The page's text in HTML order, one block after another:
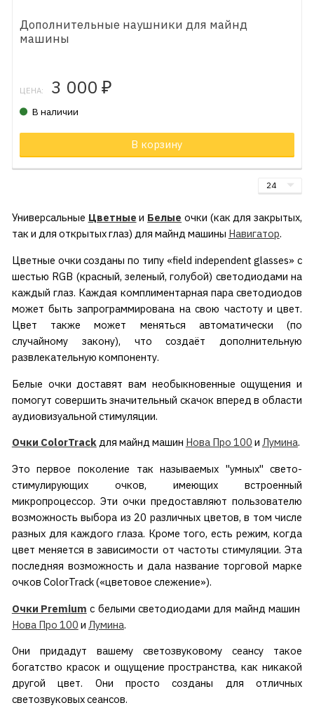
Дополнительные наушники для майнд
машины
ЦЕНА: 3 000 ₽
В наличии
В корзину
Универсальные Цветные и Белые очки (как для закрытых,
так и для открытых глаз) для майнд машины Навигатор.
Цветные очки созданы по типу «field independent glasses» с
шестью RGB (красный, зеленый, голубой) светодиодами на
каждый глаз. Каждая комплиментарная пара светодиодов
может быть запрограммирована на свою частоту и цвет.
Цвет также может меняться автоматически (по
случайному закону), что создаёт дополнительную
развлекательную компоненту.
Белые очки доставят вам необыкновенные ощущения и
помогут совершить значительный скачок вперед в области
аудиовизуальной стимуляции.
Очки ColorTrackдля майнд машин Нова Про 100 и Лумина.
Это первое поколение так называемых "умных" свето-
стимулирующих очков, имеющих встроенный
микропроцессор. Эти очки предоставляют пользователю
возможность выбора из 20 различных цветов, в том числе
разных для каждого глаза. Кроме того, есть режим, когда
цвет меняется в зависимости от частоты стимуляции. Эта
последняя возможность и дала название торговой марке
очков ColorTrack («цветовое слежение»).
Очки Premium с белыми светодиодами для майнд машин
Нова Про 100 и Лумина.
Они придадут вашему светозвуковому сеансу такое
богатство красок и ощущение пространства, как никакой
другой цвет. Они просто созданы для отличных
светозвуковых сеансов.